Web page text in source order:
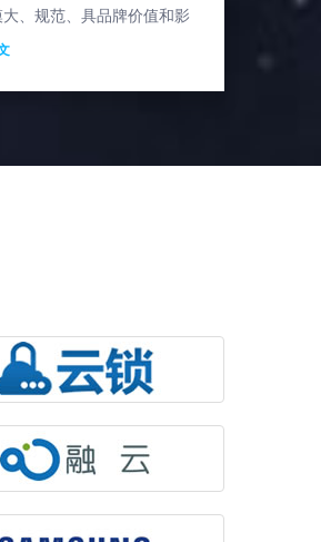
大、规范、具品牌价值和影
业医疗整形美容机构。医
圈人民路